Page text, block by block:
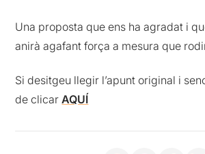
Una proposta que ens ha agradat i
anirà agafant força a mesura que
Si desitgeu llegir l’apunt original i
de clicarAQUÍ